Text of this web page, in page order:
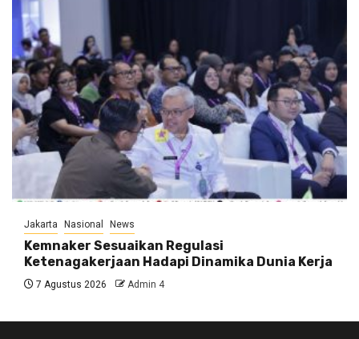
Jakarta Nasional News
Kemnaker Sesuaikan Regulasi
Ketenagakerjaan Hadapi Dinamika Dunia Kerja
7 Agustus 2026 Admin 4